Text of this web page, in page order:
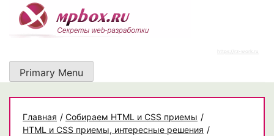
content
https://rz-work.ru
Primary Menu
Главная / Собираем HTML и CSS приемы /
HTML и CSS приемы, интересные решения /